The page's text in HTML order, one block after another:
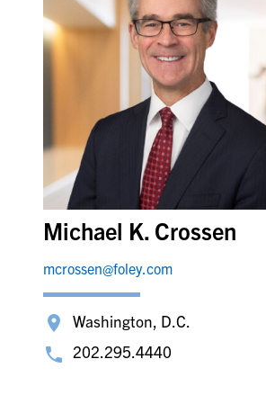
Michael K. Crossen
mcrossen@foley.com
Washington, D.C.
202.295.4440